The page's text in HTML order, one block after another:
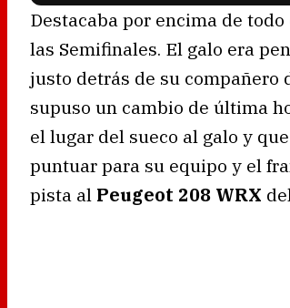
Destacaba por encima de
las Semifinales. El galo era
justo detrás de su compañero
supuso un cambio de última
el lugar del sueco al galo y
puntuar para su equipo y el
pista al Peugeot 208 WRX